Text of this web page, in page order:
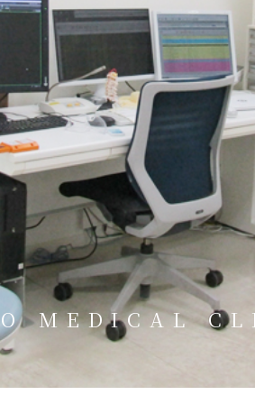
MEDICAL